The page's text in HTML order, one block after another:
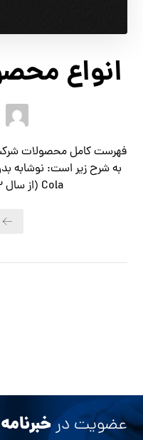
انواع
فهرست کامل محصولات شرکت
Cola (از سال ۱۹۸۳ تاکنون) طعم ...
عضویت در